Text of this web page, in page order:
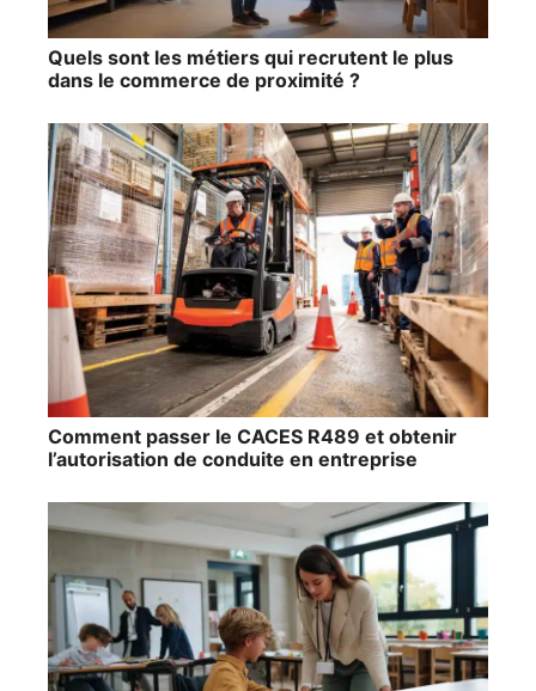
Quels sont les métiers qui recrutent le plus
dans le commerce de proximité ?
Comment passer le CACES R489 et obtenir
l’autorisation de conduite en entreprise